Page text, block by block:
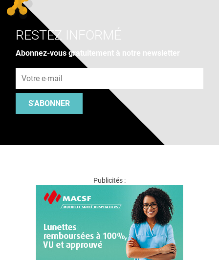
RESTEZ INFORMÉ
Abonnez-vous gratuitement à notre newsletter
S'ABONNER
Publicités :